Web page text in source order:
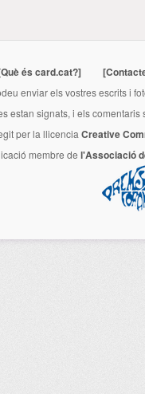
és card.cat?]
enviar els vostres escrits i
estan signats, i els
per la llicencia Creative
membre de l'Associació